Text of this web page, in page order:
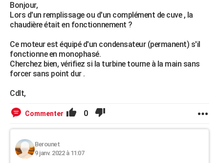
COPAINS D'AVANT
S'inscrire
Se connecter
Lycées
Collèges
Primaires
Universités
Entreprises
Service militaire
Avis de recherche
AVIS DE DÉCÈS
FORUM
Bricolage
Lifestyle
Culture
Sport
Auto
Television
Voyage
Cinema
Bonjour,
Lors d'un remplissage ou d'un complément de cuve , la
chaudière était en fonctionnement ?
Ce moteur est équipé d'un condensateur (permanent) s'il
fonctionne en monophasé.
Cherchez bien, vérifiez si la turbine tourne à la main sans
forcer sans point dur .
Cdlt,
Commenter 0
Berounet
9 janv. 2022 à 11:07